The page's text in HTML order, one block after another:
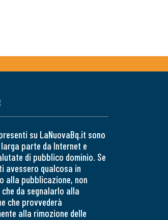
su LaNuovaBq.it sono
parte da Internet e
di pubblico dominio. Se
avessero qualcosa in
alla pubblicazione, non
da segnalarlo alla
che provvederà
alla rimozione delle